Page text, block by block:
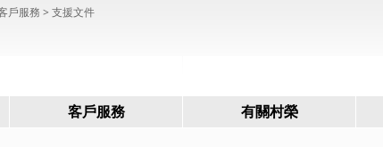
戶服務 > 支援文件
客戶服務 有關村榮